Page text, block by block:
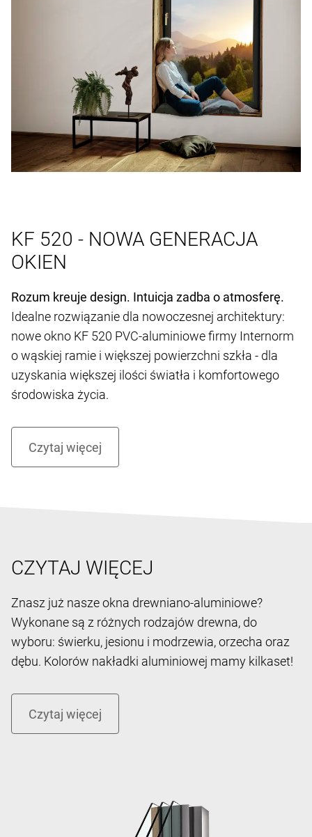
KF 520 - NOWA GENERACJA
OKIEN
Rozum kreuje design. Intuicja zadba o atmosferę.
Idealne rozwiązanie dla nowoczesnej architektury:
nowe okno KF 520 PVC-aluminiowe firmy Internorm
o wąskiej ramie i większej powierzchni szkła - dla
uzyskania większej ilości światła i komfortowego
środowiska życia.
CZYTAJ WIĘCEJ
Znasz już nasze okna drewniano-aluminiowe?
Wykonane są z różnych rodzajów drewna, do
wyboru: świerku, jesionu i modrzewia, orzecha oraz
dębu. Kolorów nakładki aluminiowej mamy kilkaset!